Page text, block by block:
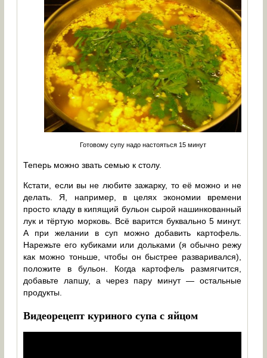
Готовому супу надо настояться 15 минут
Теперь можно звать семью к столу.
Кстати, если вы не любите зажарку, то её можно и не
делать. Я, например, в целях экономии времени
просто кладу в кипящий бульон сырой нашинкованный
лук и тёртую морковь. Всё варится буквально 5 минут.
А при желании в суп можно добавить картофель.
Нарежьте его кубиками или дольками (я обычно режу
как можно тоньше, чтобы он быстрее разваривался),
положите в бульон. Когда картофель размягчится,
добавьте лапшу, а через пару минут — остальные
продукты.
Видеорецепт куриного супа с яйцом